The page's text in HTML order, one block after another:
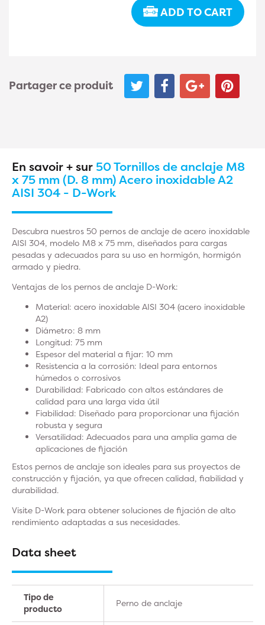
ADD TO CART
Partager ce produit
En savoir + sur 50 Tornillos de anclaje M8
x 75 mm (D. 8 mm) Acero inoxidable A2
AISI 304 - D-Work
Descubra nuestros 50 pernos de anclaje de acero inoxidable
AISI 304, modelo M8 x 75 mm, diseñados para cargas
pesadas y adecuados para su uso en hormigón, hormigón
armado y piedra.
Ventajas de los pernos de anclaje D-Work:
Material: acero inoxidable AISI 304 (acero inoxidable
A2)
Diámetro: 8 mm
Longitud: 75 mm
Espesor del material a fijar: 10 mm
Resistencia a la corrosión: Ideal para entornos
húmedos o corrosivos
Durabilidad: Fabricado con altos estándares de
calidad para una larga vida útil
Fiabilidad: Diseñado para proporcionar una fijación
robusta y segura
Versatilidad: Adecuados para una amplia gama de
aplicaciones de fijación
Estos pernos de anclaje son ideales para sus proyectos de
construcción y fijación, ya que ofrecen calidad, fiabilidad y
durabilidad.
Visite D-Work para obtener soluciones de fijación de alto
rendimiento adaptadas a sus necesidades.
Data sheet
Tipo de
producto
Perno de anclaje